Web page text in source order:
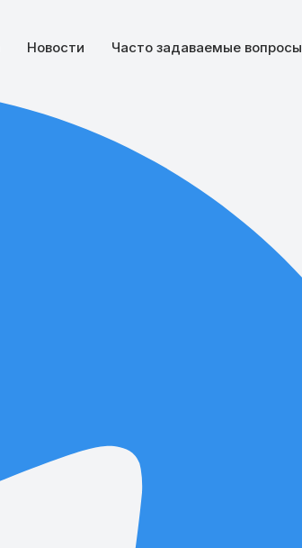
Новости Часто задаваемые вопросы